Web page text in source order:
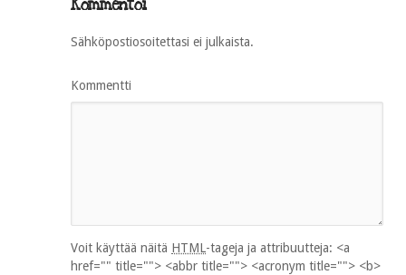
Kommentoi
Sähköpostiosoitettasi ei julkaista.
Kommentti
Voit käyttää näitä HTML-tageja ja attribuutteja: <a
href="" title=""> <abbr title=""> <acronym title=""> <b>